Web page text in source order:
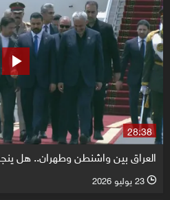
28:38
العراق بين واشنطن وطهران.. هل
l 23 يوليو 2026